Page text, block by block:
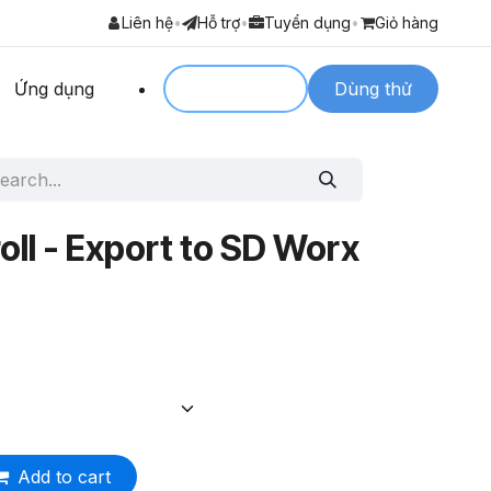
Liên hệ• Hỗ trợ• Tuyển dụng• Giỏ hàng
Ứng dụng Dùng thử
- Export to SD Worx
Add to cart